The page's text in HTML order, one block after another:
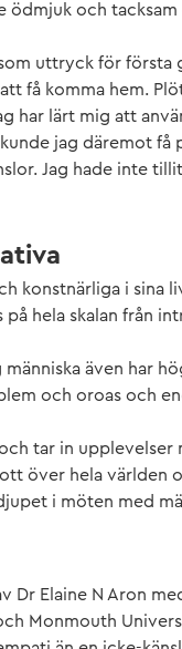
ödmjuk och
uttryck för första
få komma hem.
har lärt mig att
jag däremot
Jag hade inte
konstnärliga i sina
på hela skalan från
även har
och oroas och
och tar in
över hela världen
i möten med
Dr Elaine N Aron
Monmouth